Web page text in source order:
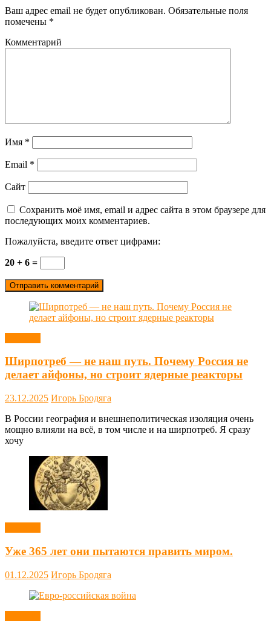
Ваш адрес email не будет опубликован. Обязательные поля
помечены *
Комментарий
Имя *
Email *
Сайт
Сохранить моё имя, email и адрес сайта в этом браузере для
последующих моих комментариев.
Пожалуйста, введите ответ цифрами:
20 + 6 =
Ширпотреб — не наш путь. Почему Россия не
делает айфоны, но строит ядерные реакторы
23.12.2025 Игорь Бродяга
В России география и внешнеполитическая изоляция очень
мощно влияли на всё, в том числе и на ширпотреб. Я сразу
хочу
Уже 365 лет они пытаются править миром.
01.12.2025 Игорь Бродяга